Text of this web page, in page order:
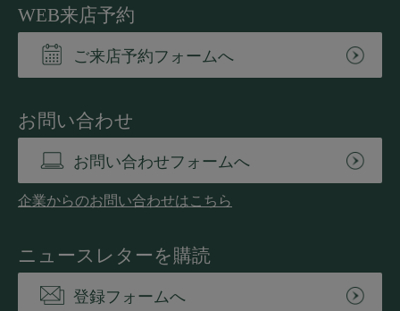
WEB来店予約
ご来店予約フォームへ
お問い合わせ
お問い合わせフォームへ
企業からのお問い合わせはこちら
ニュースレターを購読
登録フォームへ